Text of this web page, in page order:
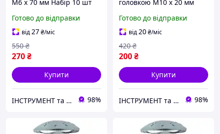
М6 х 70 мм Набір 10 шт
Spec
Готово до відправки
від27₴/міс
270₴
550 ₴
Купити
ІНСТРУМЕНТ та МЕТИЗИ 98%
головкою М10 х 20 мм
4.8 ЦБ Spec
Готово до відправки
від20₴/міс
200₴
420 ₴
Купити
ІНСТРУМЕНТ та МЕТИЗИ 98%